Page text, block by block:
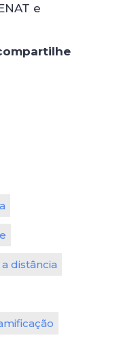
e
distância